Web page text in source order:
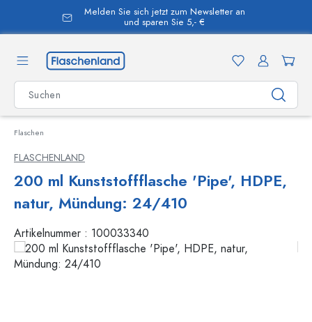
springen
Melden Sie sich jetzt zum Newsletter an
und sparen Sie 5,- €
Flaschen
FLASCHENLAND
200 ml Kunststoffflasche 'Pipe', HDPE,
natur, Mündung: 24/410
Artikelnummer : 100033340